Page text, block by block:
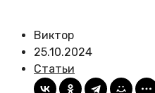
Виктор
25.10.2024
Статьи